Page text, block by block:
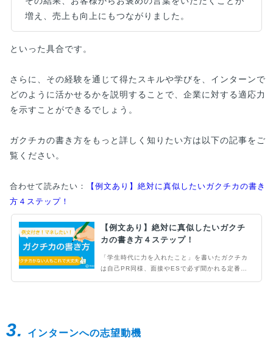
増え、売上も向上にもつながりました。
といった具合です。
さらに、その経験を通じて得たスキルや学びを、インターンで
どのように活かせるかを説明することで、企業に対する適応力
を示すことができるでしょう。
ガクチカの書き方をもっと詳しく知りたい方は以下の記事をご
覧ください。
合わせて読みたい：
【例文あり】絶対に真似したいガクチカの書き
方４ステップ！
【例文あり】絶対に真似したいガクチ
カの書き方４ステップ！
「学生時代に力を入れたこと」を書いたガクチカ
は自己PR同様、面接やESで必ず聞かれる定番項
3. インターンへの志望動機